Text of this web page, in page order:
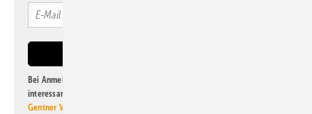
Bei Anmeldung zu diesem Newsletter bin ich damit einverstanden, über
interessante Verlags- und Online-Angebote
Gentner Verlag GmbH & Co. KG